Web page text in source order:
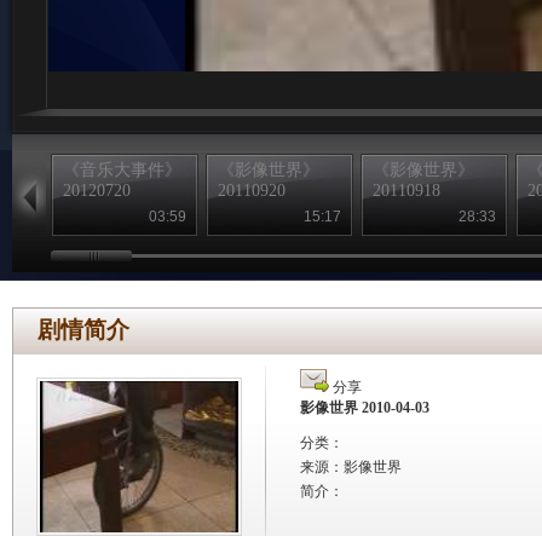
《音乐大事件》
20120720
03:59
《影像世界》
20110920
15:17
《影像世界》
20110918
28:33
剧情简介
分享
影像世界 2010-04-03
分类：
来源： 影像世界
简介：